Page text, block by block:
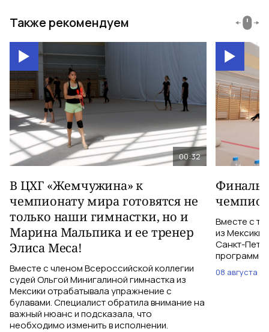
Также рекомендуем
00:32
В ЦХГ «Жемчужина» к
чемпионату мира готовятся не
только наши гимнастки, но и
Марина Мальпика и ее тренер
Элиса Меса!
Вместе с членом Всероссийской коллегии
судей Ольгой Минигалиной гимнастка из
Мексики отрабатывала упражнение с
булавами. Специалист обратила внимание на
важный нюанс и подсказала, что
необходимо изменить в исполнении.
Вместе с
из Мексики
Санкт-
программе
08 августа